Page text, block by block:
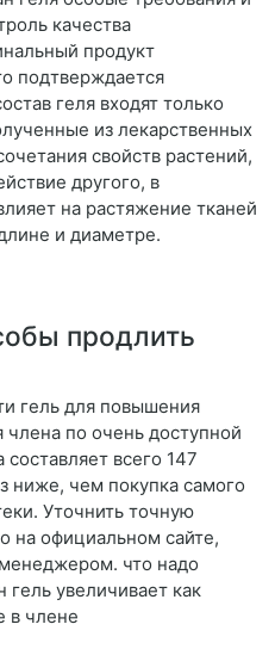
качества
продукт
подтверждается
геля входят только
из лекарственных
свойств растений,
другого, в
на растяжение тканей
и диаметре.
продлить
гель для повышения
по очень доступной
всего 147
ниже, чем покупка самого
Уточнить точную
на официальном сайте,
что надо
гель увеличивает как
в члене